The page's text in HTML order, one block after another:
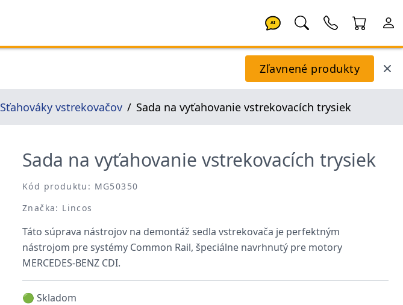
AI
Zľavnené produkty
Sťahováky vstrekovačov Sada na vyťahovanie vstrekovacích trysiek
Sada na vyťahovanie vstrekovacích trysiek
Kód produktu: MG50350
Značka: Lincos
Táto súprava nástrojov na demontáž sedla vstrekovača je perfektným
nástrojom pre systémy Common Rail, špeciálne navrhnutý pre motory
MERCEDES-BENZ CDI.
🟢 Skladom